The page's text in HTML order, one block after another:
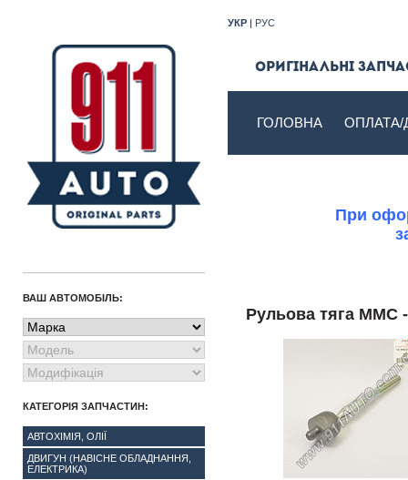
УКР | РУС
Оригінальні
ГОЛОВНА ОПЛАТА/
При
Рульова тяга
ВАШ АВТОМОБІЛЬ:
КАТЕГОРІЯ ЗАПЧАСТИН:
АВТОХІМІЯ, ОЛІЇ
ДВИГУН (НАВІСНЕ ОБЛАДНАННЯ,
ЕЛЕКТРИКА)